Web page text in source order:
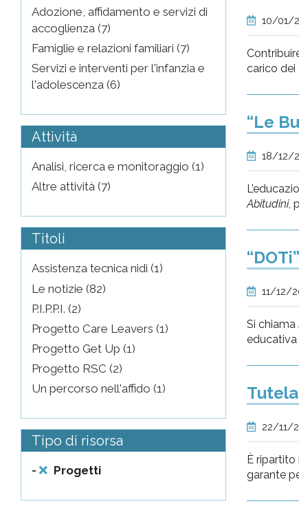
Adozione, affidamento e servizi di
accoglienza (7)
Famiglie e relazioni familiari (7)
Servizi e interventi per l'infanzia e
l'adolescenza (6)
Attività
Analisi, ricerca e monitoraggio (1)
Altre attività (7)
Titoli
Assistenza tecnica nidi (1)
Le notizie (82)
P.I.P.P.I. (2)
Progetto Care Leavers (1)
Progetto Get Up (1)
Progetto RSC (2)
Un percorso nell'affido (1)
Tipo di risorsa
- Progetti
10/01/
carico dei
“Le
18/12/
Abitudini,
11/12/
Si chiama
educativa
22/11/
È
garante